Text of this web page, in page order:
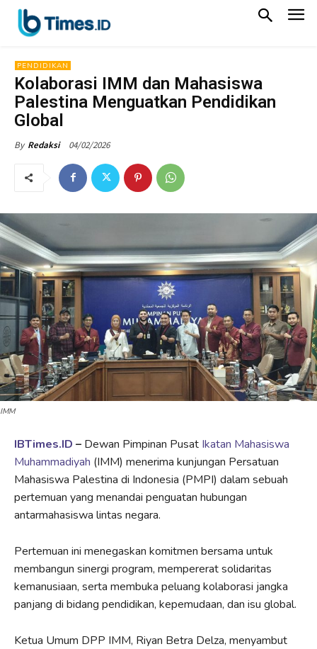
PENDIDIKAN
Kolaborasi IMM dan Mahasiswa
Palestina Menguatkan Pendidikan
Global
By Redaksi 04/02/2026
IMM
IBTimes.ID – Dewan Pimpinan Pusat Ikatan Mahasiswa
Muhammadiyah (IMM) menerima kunjungan Persatuan
Mahasiswa Palestina di Indonesia (PMPI) dalam sebuah
pertemuan yang menandai penguatan hubungan
antarmahasiswa lintas negara.
Pertemuan ini menegaskan komitmen bersama untuk
membangun sinergi program, mempererat solidaritas
kemanusiaan, serta membuka peluang kolaborasi jangka
panjang di bidang pendidikan, kepemudaan, dan isu global.
Ketua Umum DPP IMM, Riyan Betra Delza, menyambut